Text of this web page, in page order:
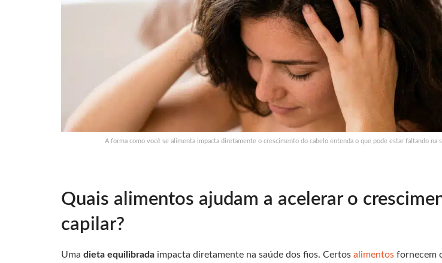
A forma como você se alimenta impacta diretamente o crescimento do cabelo entenda o que pode estar faltando na
Quais alimentos ajudam a acelerar o
capilar?
Uma dieta equilibrada impacta diretamente na saúde dos fios. Certos alimentos fornecem